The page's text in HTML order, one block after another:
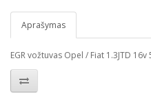
Aprašymas
EGR vožtuvas Opel / Fiat 1.3JTD